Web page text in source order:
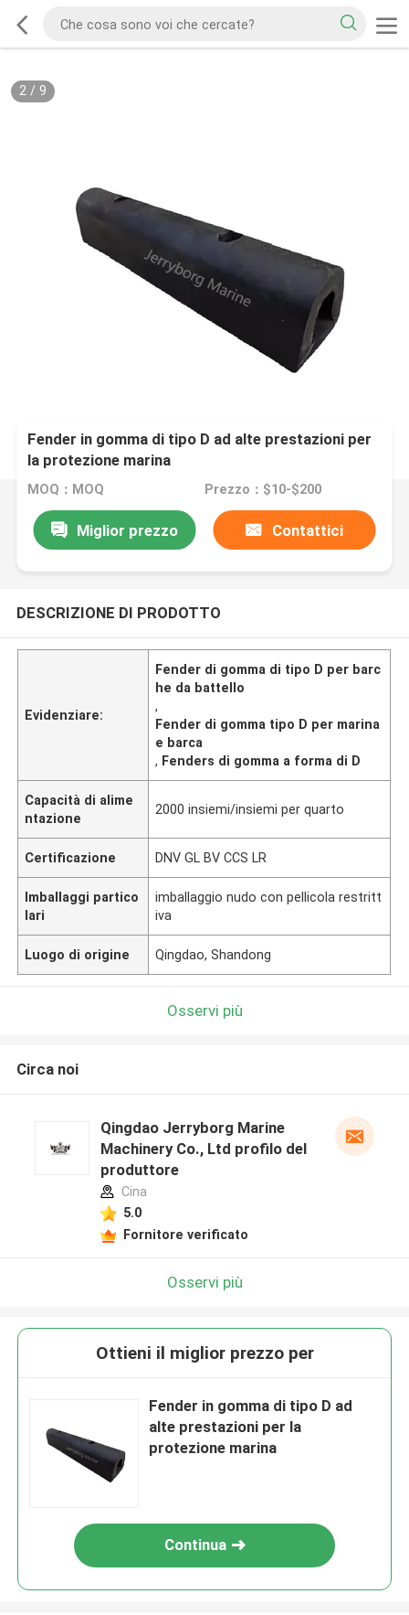
2/ 9
Fender in gomma di tipo D ad alte prestazioni per
la protezione marina
MOQ：MOQ Prezzo：$10-$200
Miglior prezzo Contattici
DESCRIZIONE DI PRODOTTO
Evidenziare:
Fender di gomma di tipo D per barc
he da battello
,
Fender di gomma tipo D per marina
e barca
, Fenders di gomma a forma di D
Capacità di alime
ntazione
2000 insiemi/insiemi per quarto
Certificazione DNV GL BV CCS LR
Imballaggi partico
lari
imballaggio nudo con pellicola restritt
iva
Luogo di origine Qingdao, Shandong
Osservi più
Circa noi
Qingdao Jerryborg Marine
Machinery Co., Ltd profilo del
produttore
Cina
5.0
Fornitore verificato
Osservi più
Ottieni il miglior prezzo per
Fender in gomma di tipo D ad
alte prestazioni per la
protezione marina
Continua